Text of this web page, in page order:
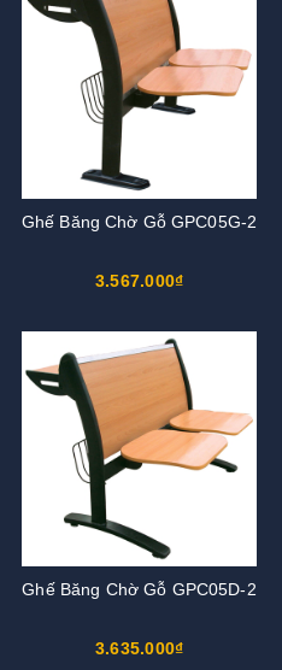
Ghế Băng Chờ Gỗ GPC05G-2
3.567.000₫
Ghế Băng Chờ Gỗ GPC05D-2
3.635.000₫